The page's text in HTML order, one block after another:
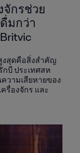
กรช่วย
มกว่า
งสุดคือสิ่งสำคัญ
กบี ประเทศสห
วามเสียหายของ
รื่องจักร และ